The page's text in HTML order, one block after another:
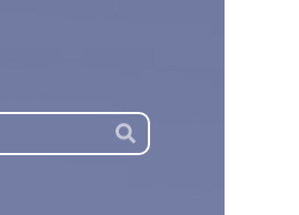
Haku
Hae